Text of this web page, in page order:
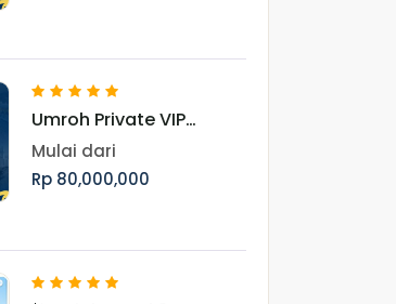
Umroh Private VIP
Munatour
Mulai dari
Rp 80,000,000